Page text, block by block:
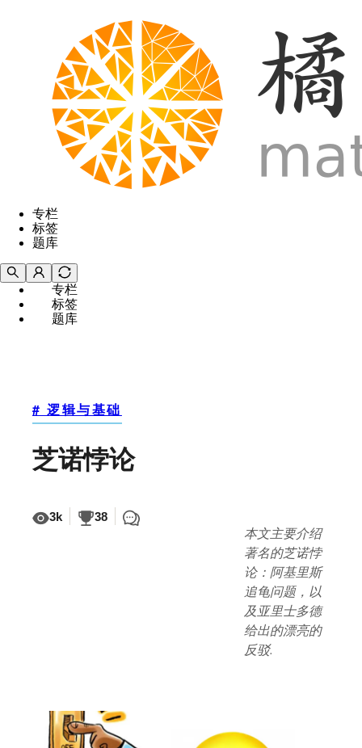
专栏
标签
题库
专栏
标签
题库
# 逻辑与基础
芝诺悖论
3k 38
本文主要介绍
著名的芝诺悖
论：阿基里斯
追龟问题，以
及亚里士多德
给出的漂亮的
反驳.